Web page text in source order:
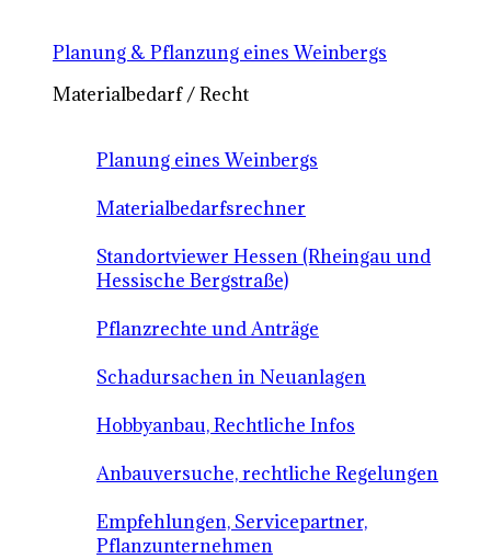
Planung & Pflanzung eines Weinbergs
Materialbedarf / Recht
Planung eines Weinbergs
Materialbedarfsrechner
Standortviewer Hessen (Rheingau und
Hessische Bergstraße)
Pflanzrechte und Anträge
Schadursachen in Neuanlagen
Hobbyanbau, Rechtliche Infos
Anbauversuche, rechtliche Regelungen
Empfehlungen, Servicepartner,
Pflanzunternehmen